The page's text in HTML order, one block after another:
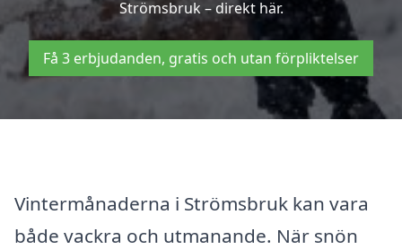
Strömsbruk – direkt här.
Få 3 erbjudanden, gratis och utan förpliktelser
Vintermånaderna i Strömsbruk kan vara
både vackra och utmanande. När snön